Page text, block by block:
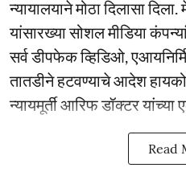
न्यायालयाने मोठा दिलासा
यांसारख्या सोशल मीडिया
सर्व डीपफेक व्हिडिओ,
तातडीने हटवण्याचे आदेश
न्यायमूर्ती आरिफ डॉक्टर यांच्या
Read